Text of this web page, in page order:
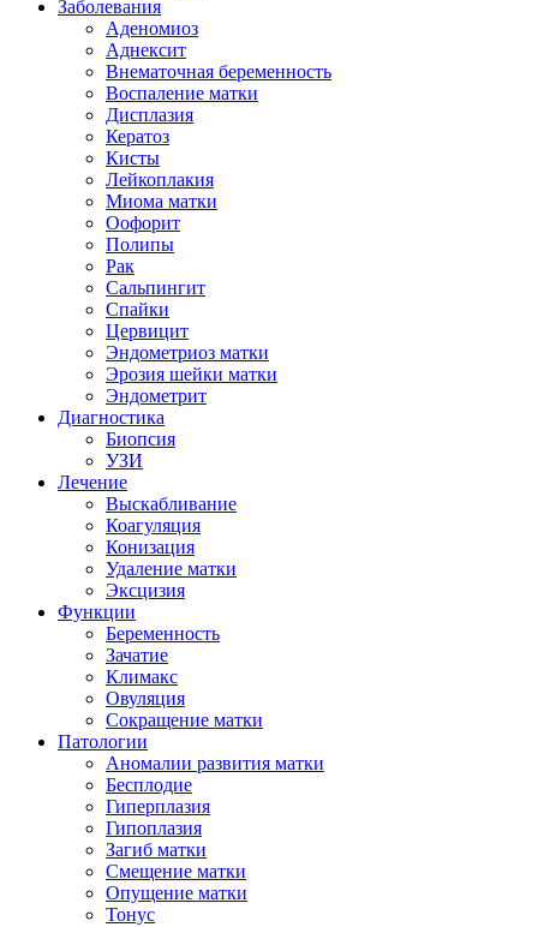
Заболевания
Аденомиоз
Аднексит
Внематочная беременность
Воспаление матки
Дисплазия
Кератоз
Кисты
Лейкоплакия
Миома матки
Оофорит
Полипы
Рак
Сальпингит
Спайки
Цервицит
Эндометриоз матки
Эрозия шейки матки
Эндометрит
Диагностика
Биопсия
УЗИ
Лечение
Выскабливание
Коагуляция
Конизация
Удаление матки
Эксцизия
Функции
Беременность
Зачатие
Климакс
Овуляция
Сокращение матки
Патологии
Аномалии развития матки
Бесплодие
Гиперплазия
Гипоплазия
Загиб матки
Смещение матки
Опущение матки
Тонус